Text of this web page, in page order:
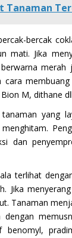
Tanaman
bercak
mati. Jika
cara
M, dithane
yang
dan
terlihat
Jika
Tanaman